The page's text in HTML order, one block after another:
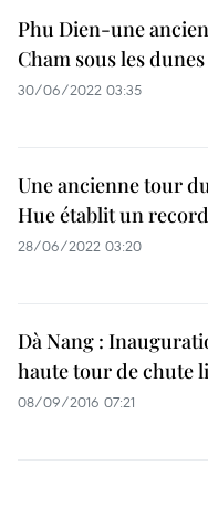
Phu Dien-une
Cham sous les
30/06/2022 03:35
Une ancienne tour
Hue établit un
28/06/2022 03:20
Dà Nang :
haute tour de chute
08/09/2016 07:21